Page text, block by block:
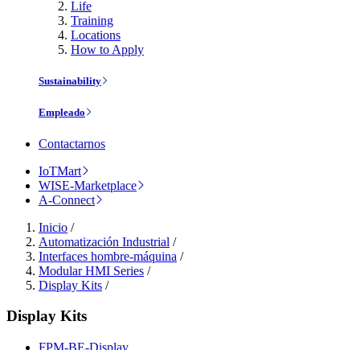
Life
Training
Locations
How to Apply
Sustainability
Empleado
Contactarnos
IoTMart
WISE-Marketplace
A-Connect
Inicio /
Automatización Industrial /
Interfaces hombre-máquina /
Modular HMI Series /
Display Kits /
Display Kits